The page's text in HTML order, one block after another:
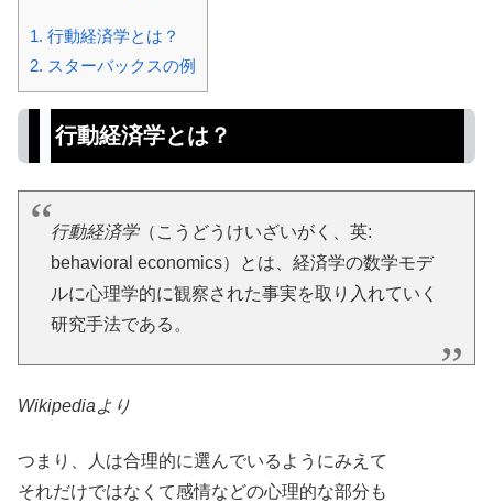
1. 行動経済学とは？
2. スターバックスの例
行動経済学とは？
行動経済学（こうどうけいざいがく、英:
behavioral economics）とは、経済学の数学モデ
ルに心理学的に観察された事実を取り入れていく
研究手法である。
Wikipediaより
つまり、人は合理的に選んでいるようにみえて
それだけではなくて感情などの心理的な部分も